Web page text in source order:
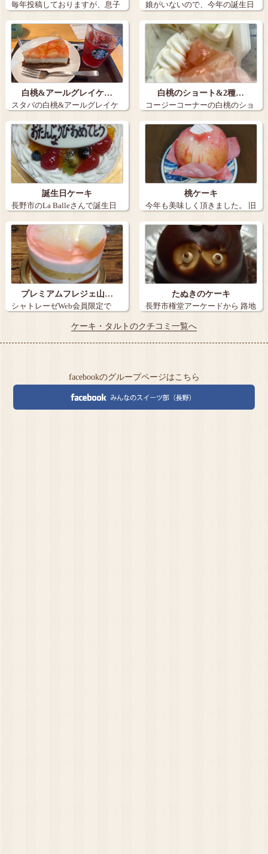
毎年投稿しておりますが、息子
の誕生日ケー…
娘がいないので、今年の誕生日
ケーキは３個…
白桃&アールグレイケ…
スタバの白桃&アールグレイケ
ーキとアイス…
白桃のショート&2種…
コージーコーナーの白桃のショ
ートと2種の…
誕生日ケーキ
長野市のLa Balleさんで誕生日
ケー…
桃ケーキ
今年も美味しく頂きました。 旧
丸子の【…
プレミアムフレジェ山…
シャトレーゼWeb会員限定で
たぬきのケーキ
長野市権堂アーケードから 路地
ケーキ・タルトのクチコミ一覧へ
facebookのグループページはこちら